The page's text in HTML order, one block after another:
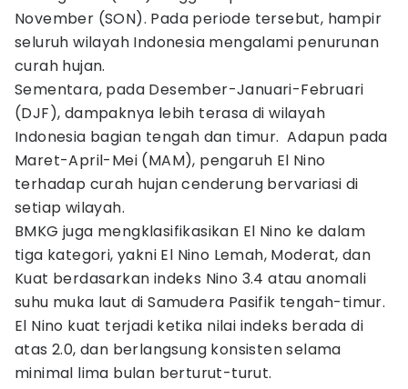
November (SON). Pada periode tersebut, hampir
seluruh wilayah Indonesia mengalami penurunan
curah hujan.
Sementara, pada Desember-Januari-Februari
(DJF), dampaknya lebih terasa di wilayah
Indonesia bagian tengah dan timur. Adapun pada
Maret-April-Mei (MAM), pengaruh El Nino
terhadap curah hujan cenderung bervariasi di
setiap wilayah.
BMKG juga mengklasifikasikan El Nino ke dalam
tiga kategori, yakni El Nino Lemah, Moderat, dan
Kuat berdasarkan indeks Nino 3.4 atau anomali
suhu muka laut di Samudera Pasifik tengah-timur.
El Nino kuat terjadi ketika nilai indeks berada di
atas 2.0, dan berlangsung konsisten selama
minimal lima bulan berturut-turut.